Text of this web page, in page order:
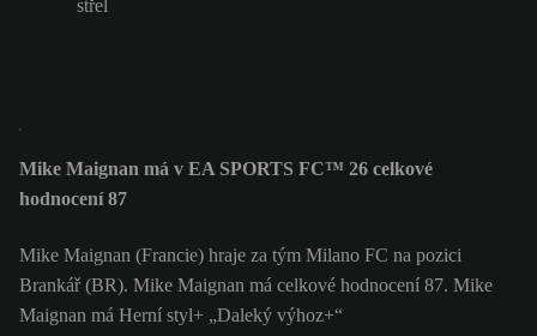
střel
Mike Maignan má v EA SPORTS FC™ 26 celkové
hodnocení 87
Mike Maignan (Francie) hraje za tým Milano FC na pozici
Brankář (BR). Mike Maignan má celkové hodnocení 87. Mike
Maignan má Herní styl+ „Daleký výhoz+“